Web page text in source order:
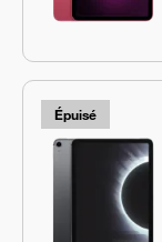
Épuisé